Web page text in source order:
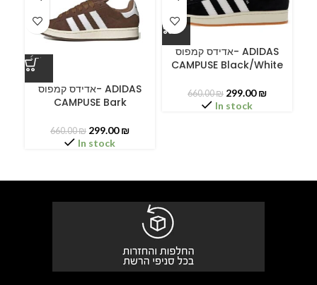
אדידס קמפוס- ADIDAS
CAMPUSE Bark
660.00₪ 299.00₪
In stock
אדידס קמפוס- ADIDAS
CAMPUSE Black/White
660.00₪ 299.00₪
In stock